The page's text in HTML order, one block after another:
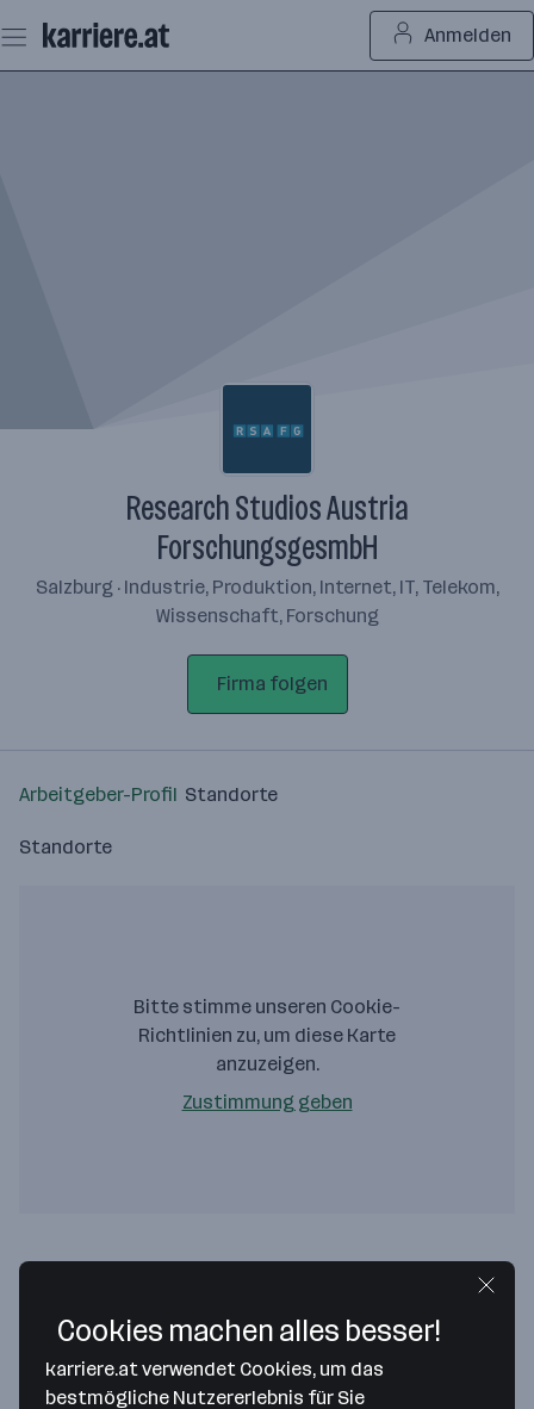
Seiteninhalt
springen
Anmelden
Research Studios Austria
ForschungsgesmbH
Salzburg · Industrie, Produktion, Internet, IT, Telekom,
Wissenschaft, Forschung
Firma folgen
Arbeitgeber-Profil Standorte
Standorte
Bitte stimme unseren Cookie-
Richtlinien zu, um diese Karte
anzuzeigen.
Zustimmung geben
Research Studios Austria ForschungsgesmbH
5020 Salzburg— Route berechnen
T +43 662 83 46 02
Cookies machen alles besser!
karriere.at verwendet Cookies, um das
bestmögliche Nutzererlebnis für Sie